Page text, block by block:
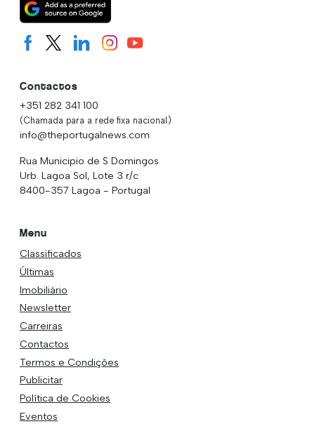
Contactos
+351 282 341 100
(Chamada para a rede fixa nacional)
info@theportugalnews.com
Rua Municipio de S Domingos
Urb. Lagoa Sol, Lote 3 r/c
8400-357 Lagoa - Portugal
Menu
Classificados
Últimas
Imobiliário
Newsletter
Carreiras
Contactos
Termos e Condições
Publicitar
Política de Cookies
Eventos